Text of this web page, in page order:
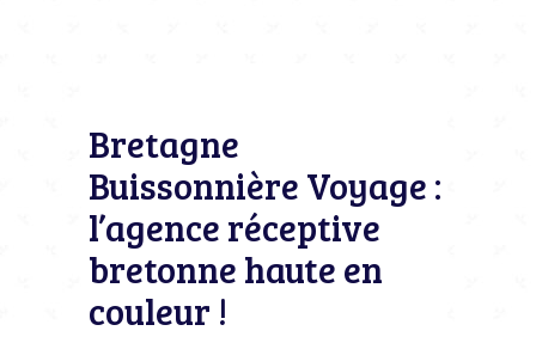
Bretagne
Buissonnière Voyage :
l’agence réceptive
bretonne haute en
couleur !